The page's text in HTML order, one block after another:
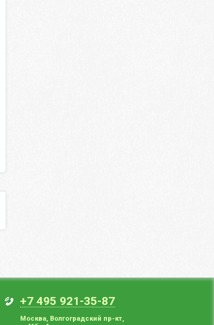
+7 495 921-35-87
Москва, Волгоградский пр-кт,